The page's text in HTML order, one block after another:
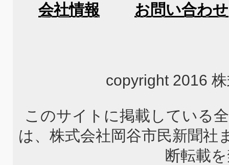
会社情報
お問い合わせ
copyright 2016
このサイトに掲載している
は、株式会社岡谷市民新聞社
断転載